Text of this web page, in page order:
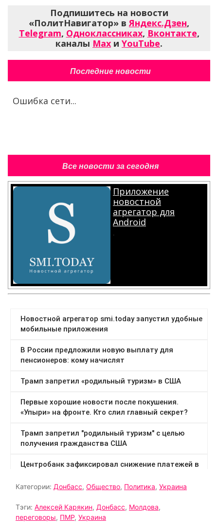
Подпишитесь на новости
«ПолитНавигатор» в Яндекс.Дзен,
Telegram, Одноклассниках, Вконтакте,
каналы Max и YouTube.
Последние новости
Ошибка сети...
Все новости за сегодня
Приложение
новостной
агрегатор для
Android
.
Категории: Донбасс, Общество, Политика, Украина
Тэги: Алексей Карякин, Донбасс, Молдова,
переговоры, ПМР, Украина